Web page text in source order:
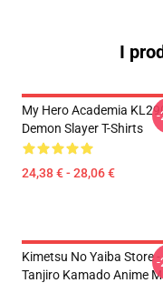
I
My Hero Academia
Demon Slayer T-Shirts
24,38 € - 28,06 €
-
Kimetsu No Yaiba Store -
Tanjiro Kamado Anime Mix
-